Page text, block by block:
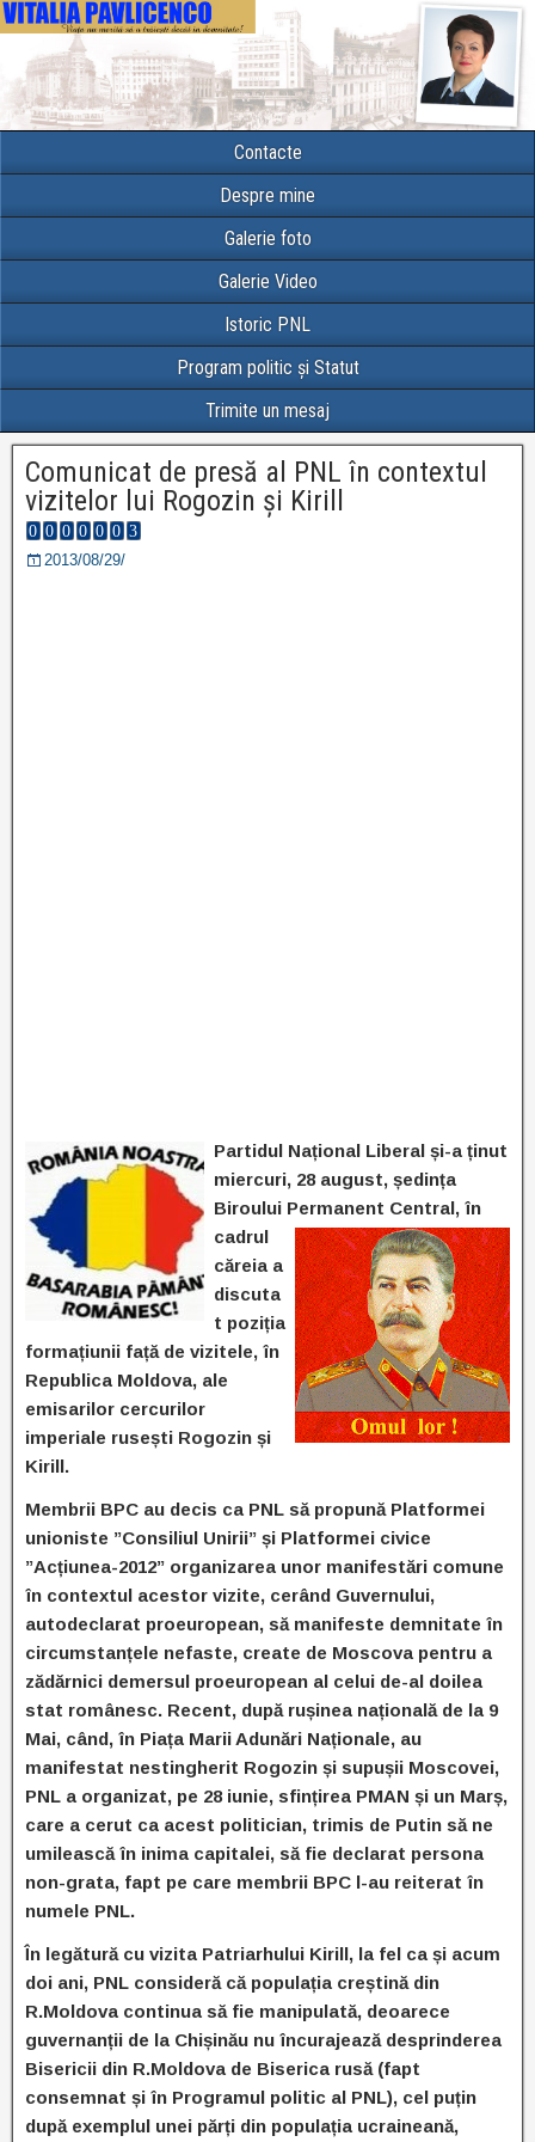
Contacte
Despre mine
Galerie foto
Galerie Video
Istoric PNL
Program politic și Statut
Trimite un mesaj
Comunicat de presă al PNL în contextul
vizitelor lui Rogozin și Kirill
2013/08/29/
Partidul Național Liberal și-a ținut
miercuri, 28 august, ședința
Biroului Permanent Central, în
cadrul
căreia a
discuta
t poziția
formațiunii față de vizitele, în
Republica Moldova, ale
emisarilor cercurilor
imperiale rusești Rogozin și
Kirill.
Membrii BPC au decis ca PNL să propună Platformei
unioniste ”Consiliul Unirii” și Platformei civice
”Acțiunea-2012” organizarea unor manifestări comune
în contextul acestor vizite, cerând Guvernului,
autodeclarat proeuropean, să manifeste demnitate în
circumstanțele nefaste, create de Moscova pentru a
zădărnici demersul proeuropean al celui de-al doilea
stat românesc. Recent, după rușinea națională de la 9
Mai, când, în Piața Marii Adunări Naționale, au
manifestat nestingherit Rogozin și supușii Moscovei,
PNL a organizat, pe 28 iunie, sfințirea PMAN și un Marș,
care a cerut ca acest politician, trimis de Putin să ne
umilească în inima capitalei, să fie declarat persona
non-grata, fapt pe care membrii BPC l-au reiterat în
numele PNL.
În legătură cu vizita Patriarhului Kirill, la fel ca și acum
doi ani, PNL consideră că populația creștină din
R.Moldova continua să fie manipulată, deoarece
guvernanții de la Chișinău nu încurajează desprinderea
Bisericii din R.Moldova de Biserica rusă (fapt
consemnat și în Programul politic al PNL), cel puțin
după exemplul unei părți din populația ucraineană,